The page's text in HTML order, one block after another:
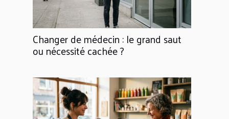
Changer de médecin : le grand saut
ou nécessité cachée ?